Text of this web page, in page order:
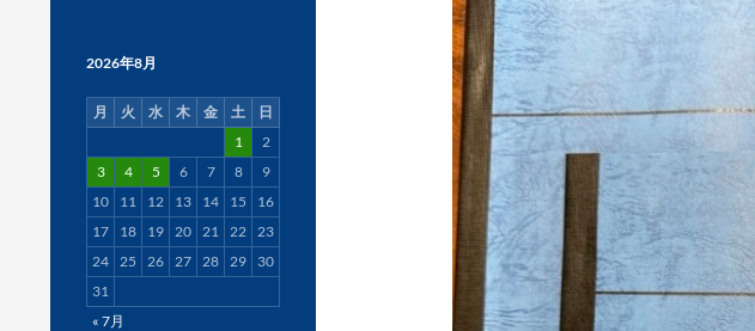
2026年8月
月 火 水 木 金 土
日
1
2
3
4 5 6 7 8
9
10
11 12 13 14 15
16
17
18 19 20 21 22
23
24
25 26 27 28 29
30
31
« 7月